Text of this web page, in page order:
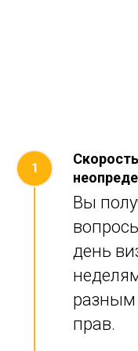
Вы
день
разным
прав.